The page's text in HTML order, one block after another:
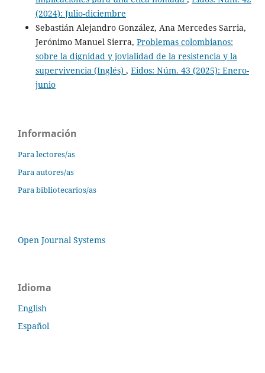
(2024): Julio-diciembre
Sebastián Alejandro González, Ana Mercedes Sarria,
Jerónimo Manuel Sierra, Problemas colombianos:
sobre la dignidad y jovialidad de la resistencia y la
supervivencia (Inglés) , Eidos: Núm. 43 (2025): Enero-
junio
Información
Para lectores/as
Para autores/as
Para bibliotecarios/as
Open Journal Systems
Idioma
English
Español